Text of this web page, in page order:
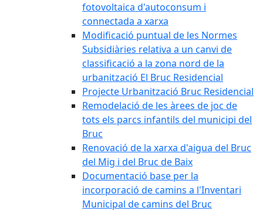
fotovoltaica d'autoconsum i
connectada a xarxa
Modificació puntual de les Normes
Subsidiàries relativa a un canvi de
classificació a la zona nord de la
urbanització El Bruc Residencial
Projecte Urbanització Bruc Residencial
Remodelació de les àrees de joc de
tots els parcs infantils del municipi del
Bruc
Renovació de la xarxa d'aigua del Bruc
del Mig i del Bruc de Baix
Documentació base per la
incorporació de camins a l'Inventari
Municipal de camins del Bruc